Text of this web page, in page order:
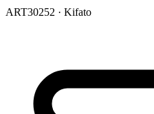
ART30252 · Kifato